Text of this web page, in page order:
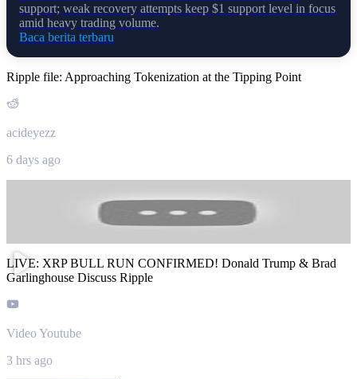
support; weak recovery attempts keep $1 support level in focus
amid heavy trading volume.
Baca berita terbaru
Ripple file: Approaching Tokenization at the Tipping Point
acideyezz
6 days ago
LIVE: XRP BULL RUN CONFIRMED! Donald Trump & Brad
Garlinghouse Discuss Ripple
Video Youtube
3 hrs ago